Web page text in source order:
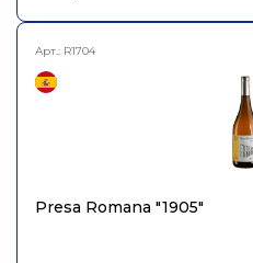
Арт.: R1704
Presa Romana "1905"